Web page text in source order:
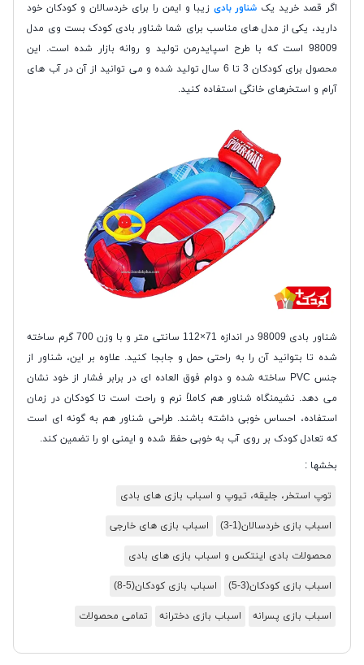
اگر قصد خرید یک شناور بادیزیبا و ایمن را برای خردسالان و کودکان خود
دارید، یکی از مدل های مناسب برای شما شناور بادی کودک بست وی مدل
98009 است که با طرح اسپایدرمن تولید و روانه بازار شده است. این
محصول برای کودکان 3 تا 6 سال تولید شده و می توانید از آن در آب های
آرام و استخرهای خانگی استفاده کنید.
شناور بادی 98009 در اندازه 71×112 سانتی متر و با وزن 700 گرم ساخته
شده تا بتوانید آن را به راحتی حمل و جابجا کنید. علاوه بر این، شناور از
جنس PVC ساخته شده و دوام فوق العاده ای در برابر فشار از خود نشان
می دهد. نشیمنگاه شناور هم کاملاً نرم و راحت است تا کودکان در زمان
استفاده، احساس خوبی داشته باشند. طراحی شناور هم به گونه ای است
که تعادل کودک بر روی آب به خوبی حفظ شده و ایمنی او را تضمین کند.
بخشها :
توپ استخر، جلیقه، تیوپ و اسباب بازی های بادی
اسباب بازی خردسالان(1-3) اسباب بازی های خارجی
محصولات بادی اینتکس و اسباب بازی های بادی
اسباب بازی کودکان(3-5) اسباب بازی کودکان(5-8)
اسباب بازی پسرانه اسباب بازی دخترانه تمامی محصولات